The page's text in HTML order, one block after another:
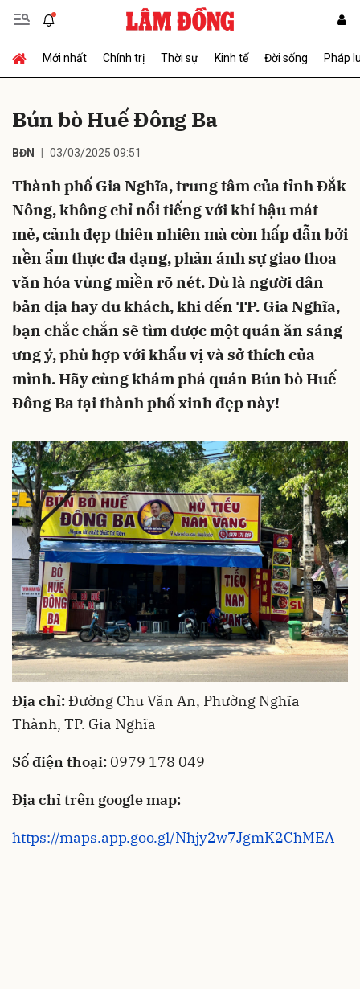
Mới nhất Chính trị Thời sự Kinh tế Đời sống Pháp
Bún bò Huế Đông Ba
BĐN 03/03/2025 09:51
Thành phố Gia Nghĩa, trung tâm của tỉnh Đắk
Nông, không chỉ nổi tiếng với khí hậu mát
mẻ, cảnh đẹp thiên nhiên mà còn hấp dẫn bởi
nền ẩm thực đa dạng, phản ánh sự giao thoa
văn hóa vùng miền rõ nét. Dù là người dân
bản địa hay du khách, khi đến TP. Gia Nghĩa,
bạn chắc chắn sẽ tìm được một quán ăn sáng
ưng ý, phù hợp với khẩu vị và sở thích của
mình. Hãy cùng khám phá quán Bún bò Huế
Đông Ba tại thành phố xinh đẹp này!
Địa chỉ:Đường Chu Văn An, Phường Nghĩa
Thành, TP. Gia Nghĩa
Số điện thoại: 0979 178 049
Địa chỉ trên google map:
https://maps.app.goo.gl/Nhjy2w7JgmK2ChMEA
Gửi bình luận
Hủy Gửi